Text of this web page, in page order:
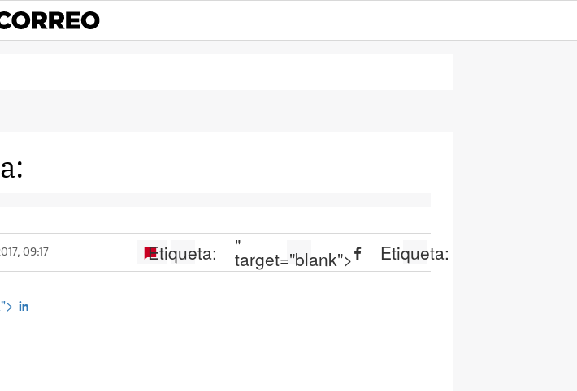
09:17 Etiqueta: "
target="blank"> Etiqueta: